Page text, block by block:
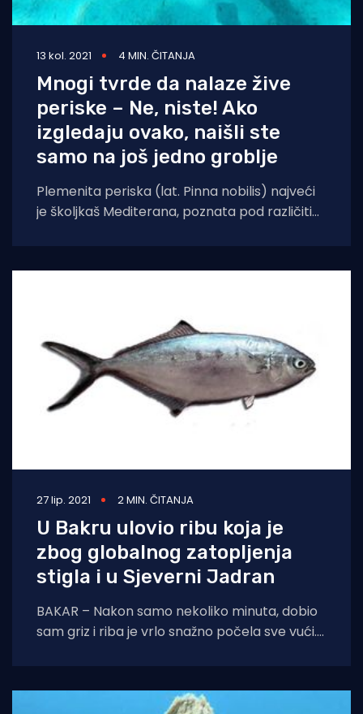
13 kol. 2021 4 MIN. ČITANJA
Mnogi tvrde da nalaze žive
periske – Ne, niste! Ako
izgledaju ovako, naišli ste
samo na još jedno groblje
Plemenita periska (lat. Pinna nobilis) najveći
je školjkaš Mediterana, poznata pod različitim
27 lip. 2021 2 MIN. ČITANJA
U Bakru ulovio ribu koja je
zbog globalnog zatopljenja
stigla i u Sjeverni Jadran
BAKAR – Nakon samo nekoliko minuta, dobio
sam griz i riba je vrlo snažno počela sve vući.